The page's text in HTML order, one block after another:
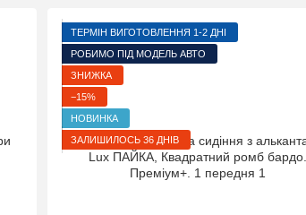
ТЕРМІН ВИГОТОВЛЕННЯ 1-2 ДНІ
РОБИМО ПІД МОДЕЛЬ АВТО
ЗНИЖКА
−15%
НОВИНКА
ЗАЛИШИЛОСЬ 36 ДНІВ